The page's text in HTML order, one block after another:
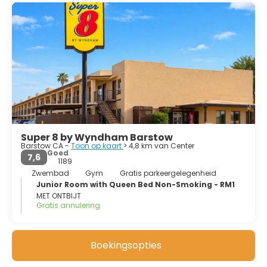
Boekingsopties
Salt Lake City gaat en de BNSF naar Chicago.
Barstow is de thuisbasis van Marine Corps Logistics Base
Barstow.
Super 8 by Wyndham Barstow
Barstow CA -Toon op kaart > 4,8 km van Center
7,6
Goed
1189
Zwembad
Gym
Gratis parkeergelegenheid
Junior Room with Queen Bed Non-Smoking - RM1
MET ONTBIJT
Gratis annulering
Zie details